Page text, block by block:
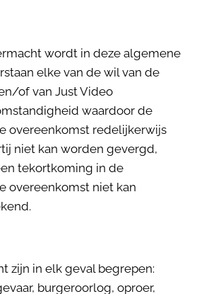
wordt in deze algemene
elke van de wil van de
of van Just Video
waardoor de
overeenkomst redelijkerwijs
niet kan worden gevergd,
tekortkoming in de
overeenkomst niet kan
zijn in elk geval begrepen:
burgeroorlog, oproer,